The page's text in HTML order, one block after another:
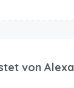
von